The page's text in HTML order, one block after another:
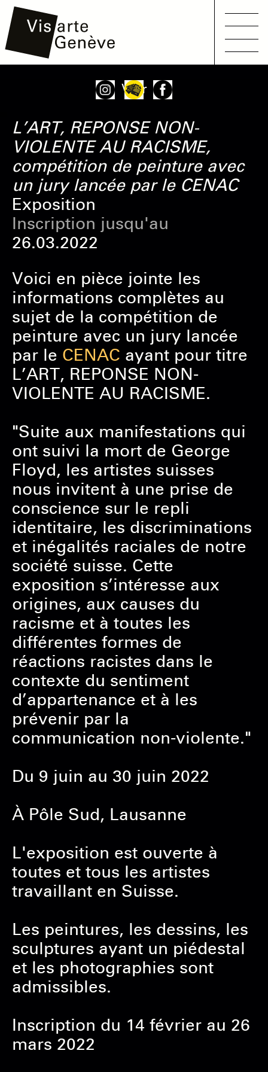
principal
Voir
L’ART, REPONSE NON-
VIOLENTE AU RACISME,
compétition de peinture avec
un jury lancée par le CENAC
Exposition
Inscription jusqu'au
26.03.2022
Voici en pièce jointe les
informations complètes au
sujet de la compétition de
peinture avec un jury lancée
par le CENAC ayant pour titre
L’ART, REPONSE NON-
VIOLENTE AU RACISME.
"Suite aux manifestations qui
ont suivi la mort de George
Floyd, les artistes suisses
nous invitent à une prise de
conscience sur le repli
identitaire, les discriminations
et inégalités raciales de notre
société suisse. Cette
exposition s’intéresse aux
origines, aux causes du
racisme et à toutes les
différentes formes de
réactions racistes dans le
contexte du sentiment
d’appartenance et à les
prévenir par la
communication non-violente."
Du 9 juin au 30 juin 2022
À Pôle Sud, Lausanne
L'exposition est ouverte à
toutes et tous les artistes
travaillant en Suisse.
Les peintures, les dessins, les
sculptures ayant un piédestal
et les photographies sont
admissibles.
Inscription du 14 février au 26
mars 2022